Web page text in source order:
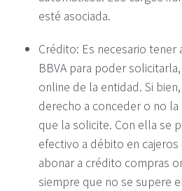
esté asociada.
Crédito: Es necesario tener
BBVA para poder
online de la entidad. Si
derecho a conceder o no
que la solicite. Con ella se
efectivo a débito en
abonar a crédito compras
siempre que no se supere